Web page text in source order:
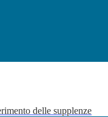
delle supplenze